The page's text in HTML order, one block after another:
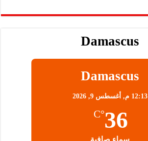
Damascus
Damascus
12:13 م, أغسطس 9, 2026
36
°C
سماء صافية